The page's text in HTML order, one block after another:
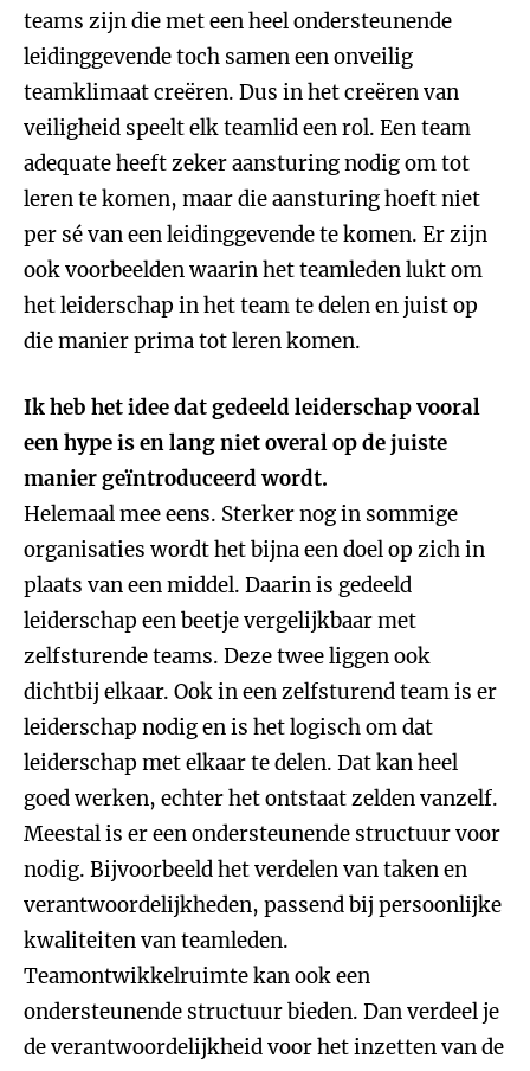
teams zijn die met een heel ondersteunende
leidinggevende toch samen een onveilig
teamklimaat creëren. Dus in het creëren van
veiligheid speelt elk teamlid een rol. Een team
adequate heeft zeker aansturing nodig om tot
leren te komen, maar die aansturing hoeft niet
per sé van een leidinggevende te komen. Er zijn
ook voorbeelden waarin het teamleden lukt om
het leiderschap in het team te delen en juist op
die manier prima tot leren komen.
Ik heb het idee dat gedeeld leiderschap vooral
een hype is en lang niet overal op de juiste
manier geïntroduceerd wordt.
Helemaal mee eens. Sterker nog in sommige
organisaties wordt het bijna een doel op zich in
plaats van een middel. Daarin is gedeeld
leiderschap een beetje vergelijkbaar met
zelfsturende teams. Deze twee liggen ook
dichtbij elkaar. Ook in een zelfsturend team is er
leiderschap nodig en is het logisch om dat
leiderschap met elkaar te delen. Dat kan heel
goed werken, echter het ontstaat zelden vanzelf.
Meestal is er een ondersteunende structuur voor
nodig. Bijvoorbeeld het verdelen van taken en
verantwoordelijkheden, passend bij persoonlijke
kwaliteiten van teamleden.
Teamontwikkelruimte kan ook een
ondersteunende structuur bieden. Dan verdeel je
de verantwoordelijkheid voor het inzetten van de